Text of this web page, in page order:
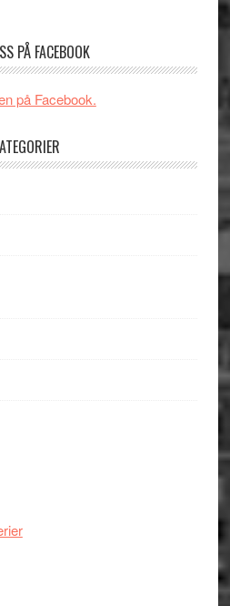
imponerande
Filmrecension:
Brand
kan
PÅ FACEBOOK
på Facebook.